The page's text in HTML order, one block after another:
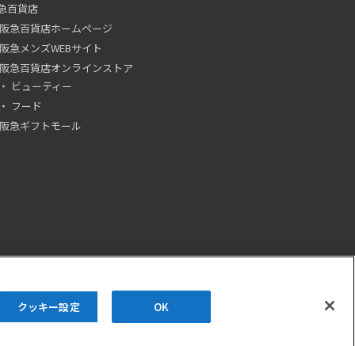
百貨店
阪急百貨店ホームページ
阪急メンズWEBサイト
阪急百貨店オンラインストア
ビューティー
フード
阪急ギフトモール
クッキー設定 OK